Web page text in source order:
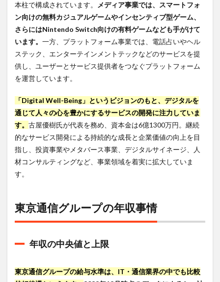
3.2
採用
プロ
セス
の詳
細
4
東京
グル
ープ
の転
職・
就職
難易
度
を与
要因
4.2
業界
の比
較
本柱で構成されています。
メディア事業では、スマートフォ
ン向けの無料カジュアルゲームやインセンティブ型ゲーム、
さらにはNintendo Switch向けの有料ゲームなども手がけて
います。 一方、プラットフォーム事業では、電話占いやヘル
ステック、エンターテインメントテックなどのサービスを提
供し、ユーザーとサービス提供者をつなぐプラットフォーム
を運営しています。
「Digital Well-Being」というビジョンのもと、デジタルを
通じて人々の心を豊かにするサービスの開発に注力していま
す。 古屋優樹氏が代表を務め、資本金は6億1300万円。継続
的なサービス開発による持続的な成長と企業価値の向上を目
指し、投資事業やメタバース事業、デジタルサイネージ、人
材コンサルティングなど、事業領域を着実に拡大していま
す。
東京通信グループの年収事情
年収の中央値と上限
東京通信グループの給与水準は、IT・通信業界の中でも比較